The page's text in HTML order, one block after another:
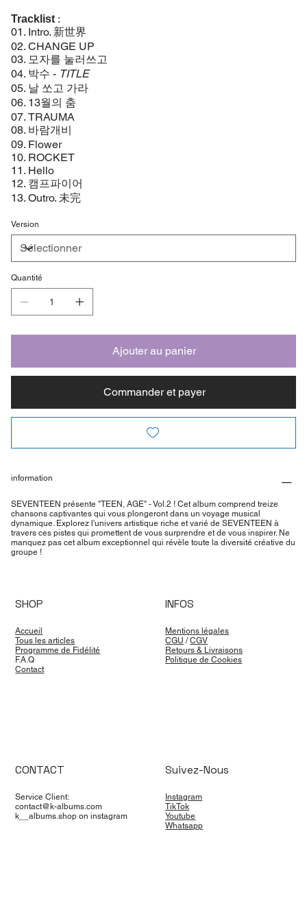
Tracklist :
01. Intro. 新世界
02. CHANGE UP
03. 모자를 눌러쓰고
04. 박수 - TITLE
05. 날 쏘고 가라
06. 13월의 춤
07. TRAUMA
08. 바람개비
09. Flower
10. ROCKET
11. Hello
12. 캠프파이어
13. Outro. 未完
Version
Quantité
Ajouter au panier
Commander et payer
information
SEVENTEEN présente "TEEN, AGE" - Vol.2 ! Cet album comprend treize
chansons captivantes qui vous plongeront dans un voyage musical
dynamique. Explorez l'univers artistique riche et varié de SEVENTEEN à
travers ces pistes qui promettent de vous surprendre et de vous inspirer. Ne
manquez pas cet album exceptionnel qui révèle toute la diversité créative du
groupe !
SHOP
Accueil
Tous les articles
Programme de Fidélité
F.A.Q
Contact
INFOS
Mentions légales
CGU /CGV
Retours & Livraisons
Politique de Cookies
CONTACT
Service Client:
contact@k-albums.com
k__albums.shop on instagram
Suivez-Nous
Instagram
TikTok
Youtube
Whatsapp